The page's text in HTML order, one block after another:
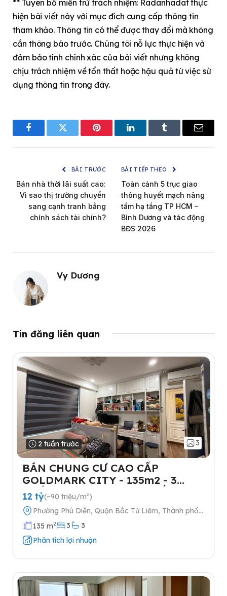
** Tuyên bố miễn trừ trách nhiệm: Radanhadat thực
hiện bài viết này với mục đích cung cấp thông tin
tham khảo. Thông tin có thể được thay đổi mà không
cần thông báo trước. Chúng tôi nỗ lực thực hiện và
đảm bảo tính chính xác của bài viết nhưng không
chịu trách nhiệm về tổn thất hoặc hậu quả từ việc sử
dụng thông tin trong đây.
FacebookTwitter Pinterest LinkedInTumblr Email
BÀI TRƯỚC
Bán nhà thời lãi suất cao:
Vì sao thị trường chuyển
sang cạnh tranh bằng
chính sách tài chính?
BÀI TIẾP THEO
Toàn cảnh 5 trục giao
thông huyết mạch nâng
tầm hạ tầng TP HCM –
Bình Dương và tác động
BĐS 2026
Vy Dương
Tin đăng liên quan
2 tuần trước 3
BÁN CHUNG CƯ CAO CẤP
GOLDMARK CITY - 135m2 - 3
NGỦ-TẶNG FULL NỘI THẤT- 2
SLOT Ô TÔ
12 tỷ(~90 triệu/m²)
Phường Phú Diễn, Quận Bắc Từ Liêm, Thành phố
Hà Nội
135 m2 3
3
Phân tích lợi nhuận